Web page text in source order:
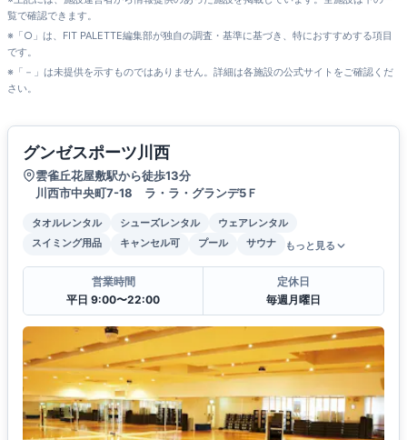
覧で確認できます。
※「○」は、FIT PALETTE編集部が独自の調査・基準に基づき、特におすすめする項目
です。
※「－」は未提供を示すものではありません。詳細は各施設の公式サイトをご確認くだ
さい。
グンゼスポーツ川西
雲雀丘花屋敷駅から徒歩13分
川西市中央町7-18 ラ・ラ・グランデ5Ｆ
タオルレンタル シューズレンタル
ウェアレンタル
スイミング用品
キャンセル可 プール サウナ もっと見る
営業時間
平日 9:00〜22:00
定休日
毎週月曜日